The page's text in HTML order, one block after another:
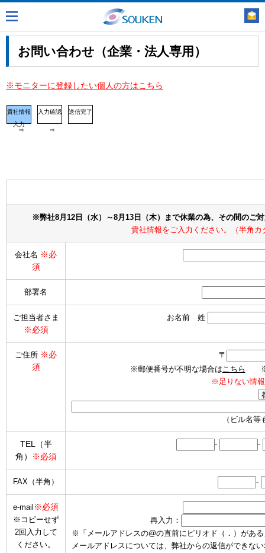
お問い合わせ（企業・法人専用）
※モニターに登録したい個人の方はこちら
貴社情報
入力
⇒
入力確認
⇒
送信完了
※弊社8月12日（水）～8月13日（木）まで休業の為、その間のご
貴社情報をご入力ください。（半角
会社名 ※必
須
部署名
ご担当者さま
※必須
お名前 姓
ご住所 ※必
須
〒
※郵便番号が不明な場合はこちら ※海
※足りない情
（ビル名
TEL（半
角）
※必須
- -
FAX（半角） -
e-mail ※必須
※コピーせず
2回入力して
ください。
再入力：
※「メールアドレスの@の直前にピリオド（．）があ
メールアドレスについては、弊社からの返信ができな